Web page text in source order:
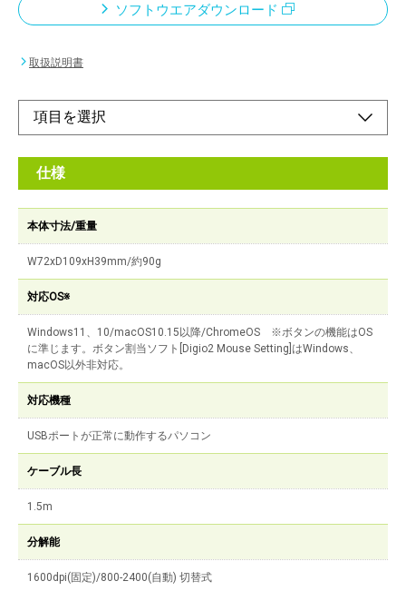
ソフトウエアダウンロード
取扱説明書
仕様
本体寸法/重量
W72xD109xH39mm/約90g
対応OS※
Windows11、10/macOS10.15以降/ChromeOS ※ボタンの機能はOS
に準じます。ボタン割当ソフト[Digio2 Mouse Setting]はWindows、
macOS以外非対応。
対応機種
USBポートが正常に動作するパソコン
ケーブル長
1.5m
分解能
1600dpi(固定)/800-2400(自動) 切替式